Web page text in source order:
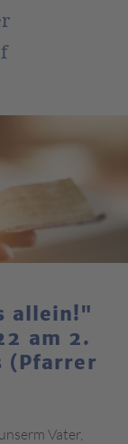
allein!"
am 2.
(Pfarrer
Vater,